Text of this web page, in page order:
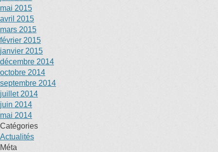
mai 2015
avril 2015
mars 2015
février 2015
janvier 2015
décembre 2014
octobre 2014
septembre 2014
juillet 2014
juin 2014
mai 2014
Catégories
Actualités
Méta